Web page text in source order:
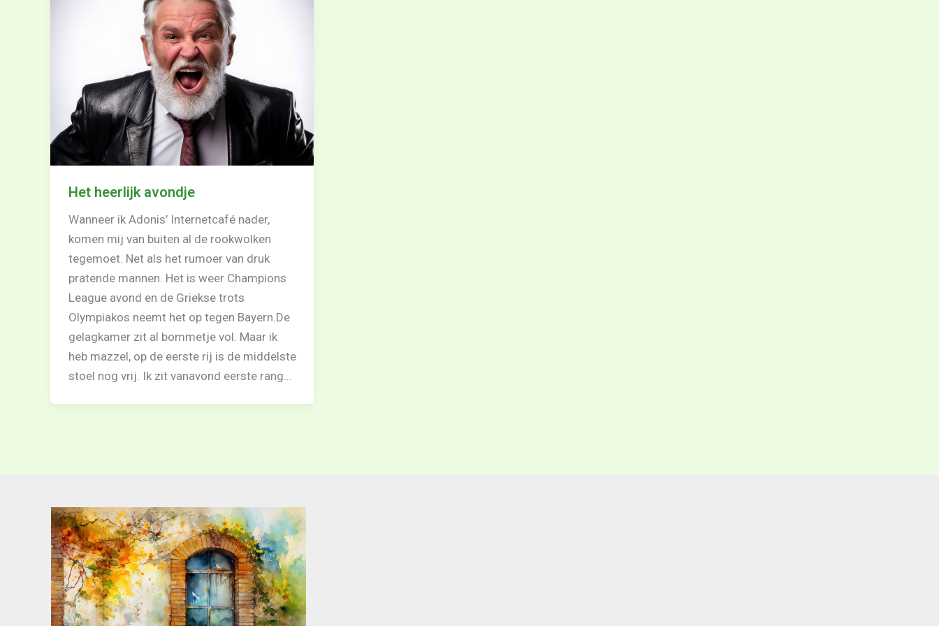
Het heerlijk avondje
Wanneer ik Adonis’ Internetcafé nader,
komen mij van buiten al de rookwolken
tegemoet. Net als het rumoer van druk
pratende mannen. Het is weer Champions
League avond en de Griekse trots
Olympiakos neemt het op tegen Bayern.De
gelagkamer zit al bommetje vol. Maar ik
heb mazzel, op de eerste rij is de middelste
stoel nog vrij. Ik zit vanavond eerste rang…